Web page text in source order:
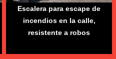
Escalera para escape de
incendios en la calle,
resistente a robos